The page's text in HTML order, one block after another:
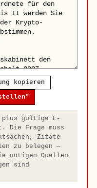
kopieren
plus gültige E-
Die Frage muss
Zitate
zu belegen —
nötigen Quellen
sind